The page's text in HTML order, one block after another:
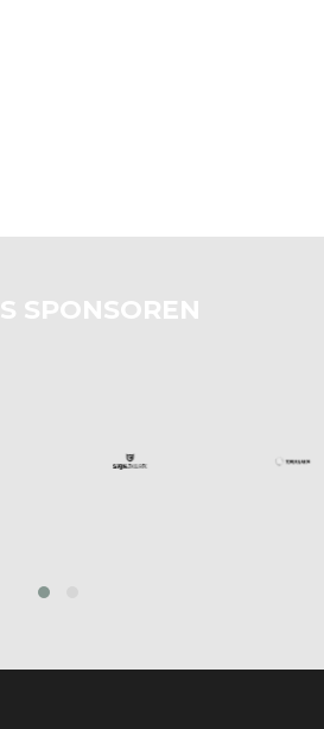
SPONSOREN
prev